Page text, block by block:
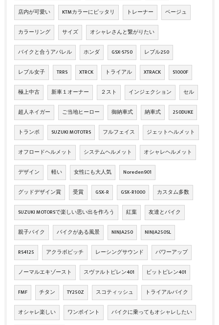
店内が可愛い KTMカラーにピッタリ トレーナー ベージュ
カラーリング サイズ オシャレさんと繋がりたい
バイクと合うアパレル ホンダ GSX-S750 レブル250
レブル女子 TRRS XTRCK トライアル XTRACK S1000F
極上中古 新車１オーナー ２スト インジェクション セル
超人ネイガー ご当地ヒーロー 御納車式 納車式 250DUKE
トランポ SUZUKI MOTOTRS フルフェイス ジェットヘルメット
オフロードヘルメット システムヘルメット オシャレヘルメット
デザイン 軽い 女性にも大人気 Noreden901
グッドデザイン賞 受賞 GSX‐R GSX‐R1000 カスタム多数
SUZUKI MOTORSで楽しい思い出を作ろう 紅葉 友達とバイク
親子バイク バイクがある風景 NINJA250 NINJA250SL
RS4125 アクラボビッチ レーシングサウンド パワーアップ
ノーマルエキゾースト スヴァルトピレン401 ビットピレン401
FMF チタン TY250Z スコティッシュ トライアルバイク
オシャレ楽しい ワンポイント バイクに乗ってもオシャレしたい